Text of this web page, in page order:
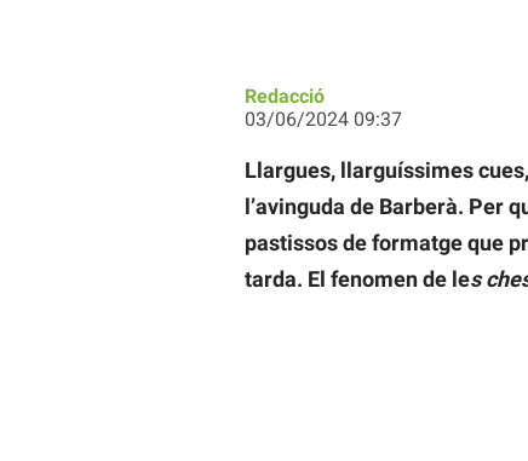
Redacció
03/06/2024 09:37
Llargues, llarguíssimes
l’avinguda de Barberà. Per
pastissos de formatge que
tarda. El fenomen de les